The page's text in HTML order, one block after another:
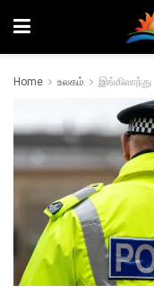
Home உலகம் இங்கிலாந்து